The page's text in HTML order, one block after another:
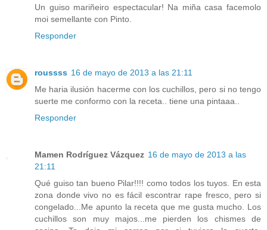
Un guiso mariñeiro espectacular! Na miña casa facemolo
moi semellante con Pinto.
Responder
roussss 16 de mayo de 2013 a las 21:11
Me haria ilusión hacerme con los cuchillos, pero si no tengo
suerte me conformo con la receta.. tiene una pintaaa..
Responder
Mamen Rodríguez Vázquez 16 de mayo de 2013 a las
21:11
Qué guiso tan bueno Pilar!!!! como todos los tuyos. En esta
zona donde vivo no es fácil escontrar rape fresco, pero si
congelado...Me apunto la receta que me gusta mucho. Los
cuchillos son muy majos...me pierden los chismes de